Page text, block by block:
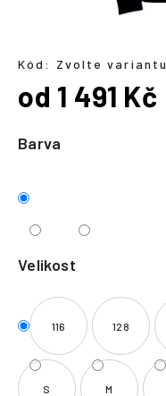
Barva
Velikost
116 128
S M
Kód: Zvolte variantu
od 1 491 Kč
cena:
í
t
?